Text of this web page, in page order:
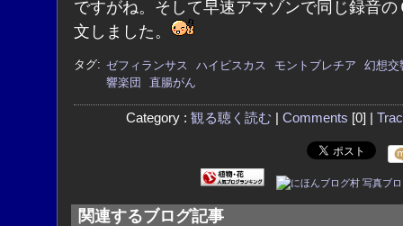
ですがね。そして早速アマゾンで同じ録音の
文しました。
タグ: ゼフィランサス ハイビスカス モントブレチア
幻想交
響楽団
直腸がん
Category : 観る聴く読む Comments [0] |
関連するブログ記事